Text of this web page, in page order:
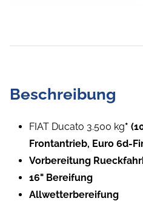
Beschreibung
FIAT Ducato 3.500 kg*
Frontantrieb, Euro 6d-
Vorbereitung
16" Bereifung
Allwetterbereifung